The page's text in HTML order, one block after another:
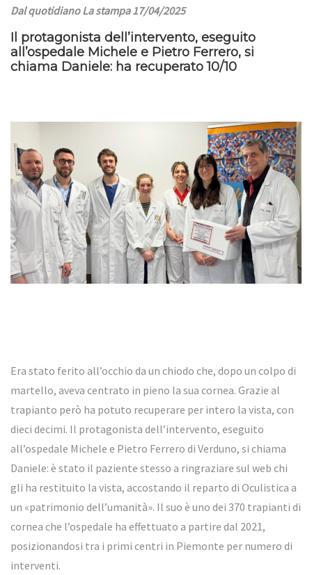
Dal quotidiano La stampa 17/04/2025
Il protagonista dell’intervento, eseguito
all’ospedale Michele e Pietro Ferrero, si
chiama Daniele: ha recuperato 10/10
Era stato ferito all’occhio da un chiodo che, dopo un colpo di
martello, aveva centrato in pieno la sua cornea. Grazie al
trapianto però ha potuto recuperare per intero la vista, con
dieci decimi. Il protagonista dell’intervento, eseguito
all’ospedale Michele e Pietro Ferrero di Verduno, si chiama
Daniele: è stato il paziente stesso a ringraziare sul web chi
gli ha restituito la vista, accostando il reparto di Oculistica a
un «patrimonio dell’umanità». Il suo è uno dei 370 trapianti di
cornea che l’ospedale ha effettuato a partire dal 2021,
posizionandosi tra i primi centri in Piemonte per numero di
interventi.